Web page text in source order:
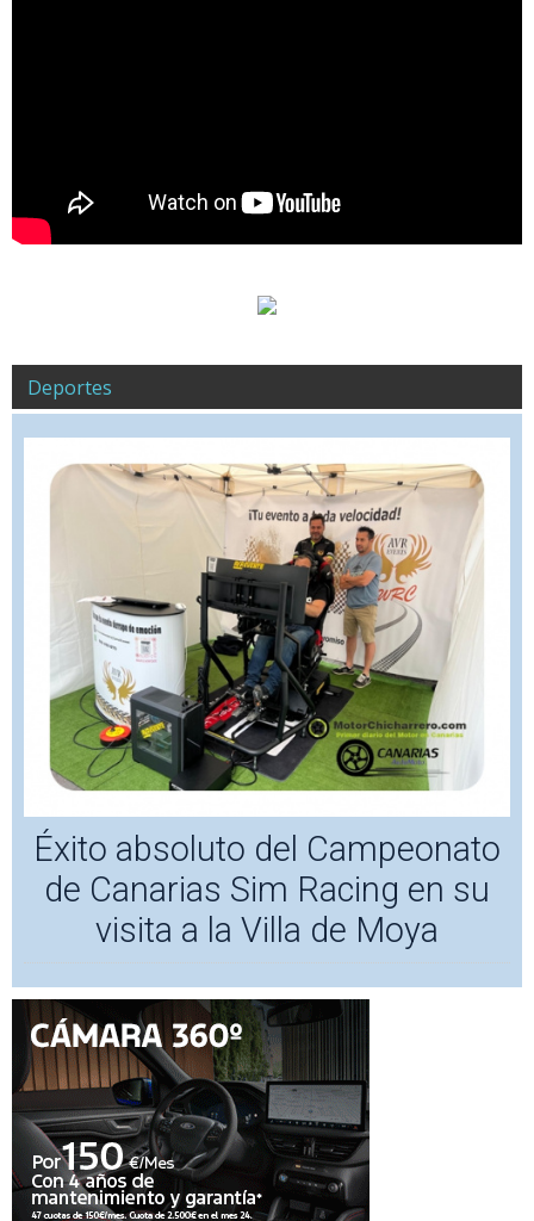
Deportes
Éxito absoluto del Campeonato
de Canarias Sim Racing en su
visita a la Villa de Moya